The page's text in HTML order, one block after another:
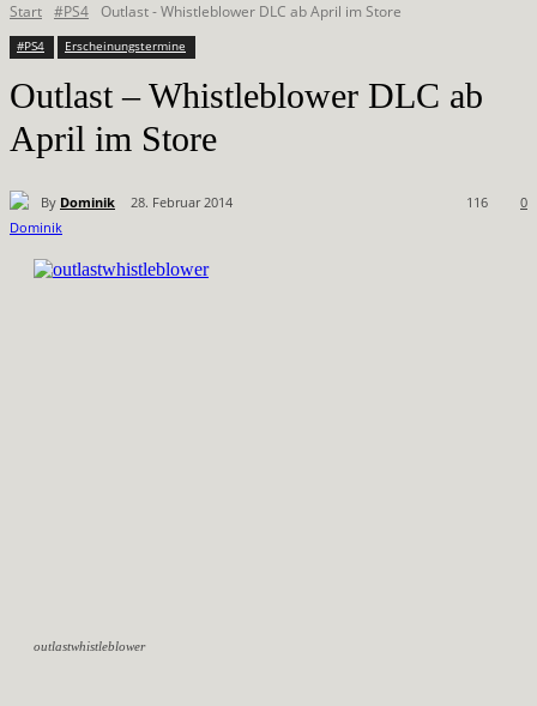
Start #PS4 Outlast - Whistleblower DLC ab April im Store
#PS4 Erscheinungstermine
Outlast – Whistleblower DLC ab
April im Store
By Dominik 28. Februar 2014 0
116
outlastwhistleblower